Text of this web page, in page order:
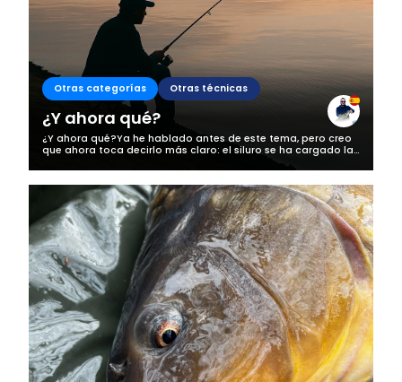
Otras categorías Otras técnicas
¿Y ahora qué?
¿Y ahora qué?Ya he hablado antes de este tema, pero creo
que ahora toca decirlo más claro: el siluro se ha cargado la
pesca en mi zona, y no estamos hablando de una
exageración. Esto ya no es una...